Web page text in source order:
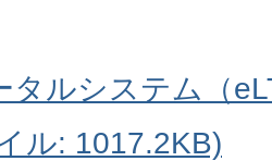
タルシステム（
ル: 1017.2KB)